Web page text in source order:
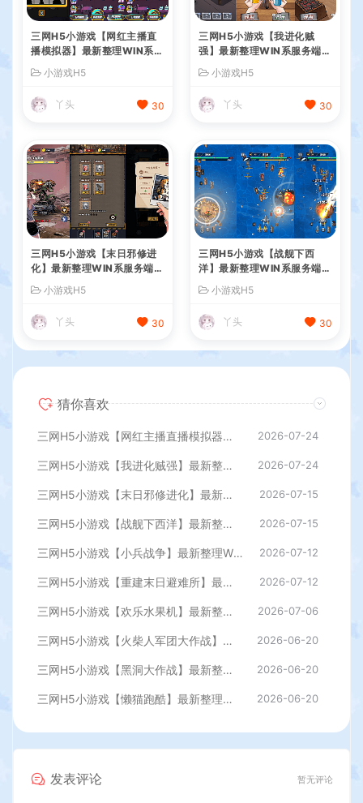
三网H5小游戏【网红主播直
播模拟器】最新整理WIN系服
搭建教程
小游戏H5
丫头 30
三网H5小游戏【我进化贼
强】最新整理WIN系服务端+
教程
小游戏H5
丫头 30
三网H5小游戏【末日邪修进
化】最新整理WIN系服务端+
Linux手工服务端+详细搭建
教程
小游戏H5
丫头 30
三网H5小游戏【战舰下西
洋】最新整理WIN系服务端+
Linux手工服务端+详细搭建
教程
小游戏H5
丫头 30
猜你喜欢
三网H5小游戏【网红主播直播模拟器】最新整理WIN系服务端+Linux手工服务端+详细搭建教程 2026-07-24
三网H5小游戏【我进化贼强】最新整理WIN系服务端+Linux手工服务端+详细搭建教程 2026-07-24
三网H5小游戏【末日邪修进化】最新整理WIN系服务端+Linux手工服务端+详细搭建教程 2026-07-15
三网H5小游戏【战舰下西洋】最新整理WIN系服务端+Linux手工服务端+详细搭建教程 2026-07-15
三网H5小游戏【小兵战争】最新整理WIN系服务端+Linux手工服务端+详细搭建教程 2026-07-12
三网H5小游戏【重建末日避难所】最新整理WIN系服务端+Linux手工服务端+详细搭建教程 2026-07-12
三网H5小游戏【欢乐水果机】最新整理WIN系服务端+Linux手工服务端+详细搭建教程 2026-07-06
三网H5小游戏【火柴人军团大作战】最新整理WIN系服务端+Linux手工服务端+详细搭建教程 2026-06-20
三网H5小游戏【黑洞大作战】最新整理WIN系服务端+Linux手工服务端+详细搭建教程 2026-06-20
三网H5小游戏【懒猫跑酷】最新整理WIN系服务端+Linux手工服务端+详细搭建教程 2026-06-20
发表评论 暂无评论